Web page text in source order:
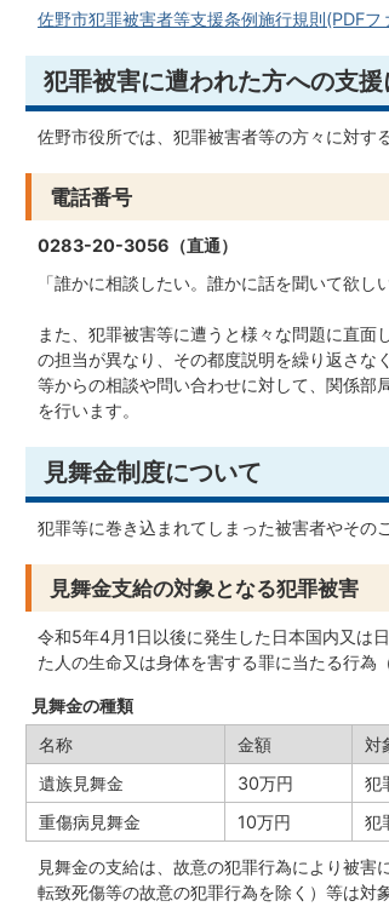
佐野市犯罪被害者等支援条例施行規則(PDFフ
犯罪被害に遭われた方への支
佐野市役所では、犯罪被害者等の方々に対す
電話番号
0283-20-3056（直通）
「誰かに相談したい。誰かに話を聞いて欲
また、犯罪被害等に遭うと様々な問題に直
の担当が異なり、その都度説明を繰り返さな
等からの相談や問い合わせに対して、関係部
を行います。
見舞金制度について
犯罪等に巻き込まれてしまった被害者やその
見舞金支給の対象となる犯罪被害
令和5年4月1日以後に発生した日本国内又は
た人の生命又は身体を害する罪に当たる行為
見舞金の種類
名称
金額
対
遺族見舞金
30万円
犯
重傷病見舞金
10万円 犯
見舞金の支給は、故意の犯罪行為により被
転致死傷等の故意の犯罪行為を除く）等は対